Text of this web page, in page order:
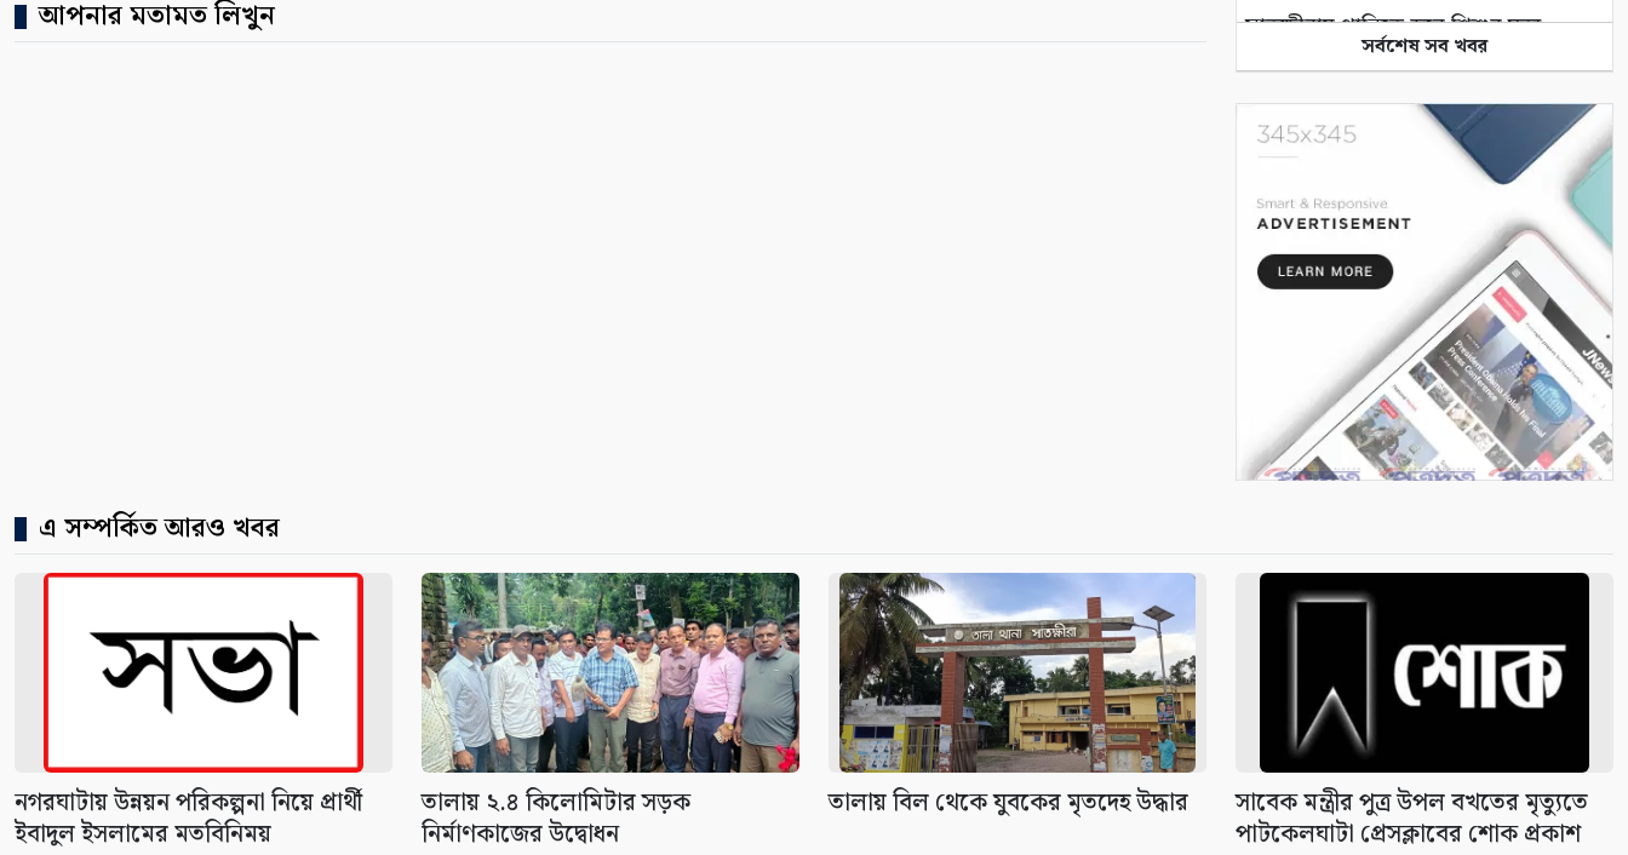
আপনার মতামত লিখুন
সাতক্ষীরায় পানিতে ডুবে শিশুর মৃত্যু
প্রযুক্তি, সাংবাদিকতা এবং একটি
৬
পুতুল নাচে বেঁচে থাকে বাংলার
পাইকগাছায় নার্সারীতে গুটি কলম
তৈরিতে ব্যস্ত শ্রমিক
৮
মহাপরিকল্পনা: আজকের উদ্যোগ,
আগামীর বাংলাদেশ
বিশ্ব জুড়ে আদিবাসী জনগোষ্ঠী
ক্রমাগত ঝুঁকিতে
সর্বশেষ সব খবর
এ সম্পর্কিত আরও খবর
নগরঘাটায় উন্নয়ন পরিকল্পনা নিয়ে প্রার্থী
ইবাদুল ইসলামের মতবিনিময়
তালায় ২.৪ কিলোমিটার সড়ক
নির্মাণকাজের উদ্বোধন
তালায় বিল থেকে যুবকের মৃতদেহ উদ্ধার
সাবেক মন্ত্রীর পুত্র উপল বখতের মৃত্যুতে
পাটকেলঘাটা প্রেসক্লাবের শোক প্রকাশ